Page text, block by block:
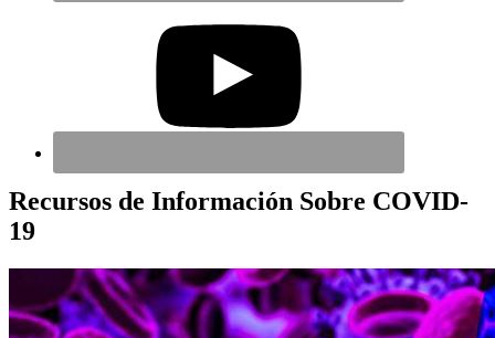
Recursos de Información Sobre COVID-
19